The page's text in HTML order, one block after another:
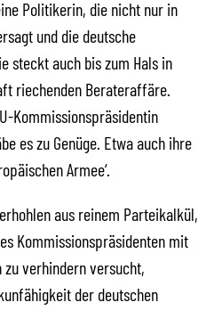
Politikerin, die nicht nur in
und die deutsche
steckt auch bis zum Hals in
riechenden Berateraffäre.
Kommissionspräsidentin
es zu Genüge. Etwa auch ihre
Armee‘.
aus reinem Parteikalkül,
Kommissionspräsidenten mit
verhindern versucht,
der deutschen